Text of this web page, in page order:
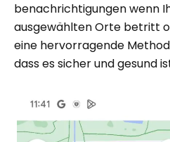
benachrichtigungen wenn
ausgewählten Orte betritt
eine hervorragende
dass es sicher und gesund